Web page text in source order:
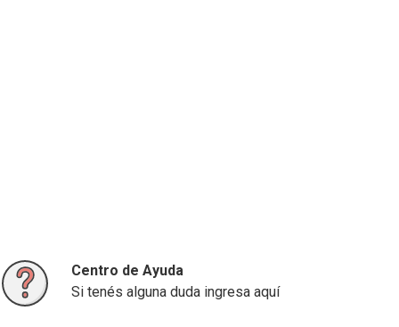
Centro de Ayuda
Si tenés alguna duda ingresa aquí